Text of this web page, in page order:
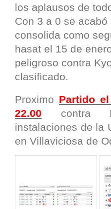
los aplausos de
Con 3 a 0 se
consolida como
hasat el 15 de
peligroso contra
clasificado.
Proximo Partido
22.00 contra
instalaciones de la
en Villaviciosa de